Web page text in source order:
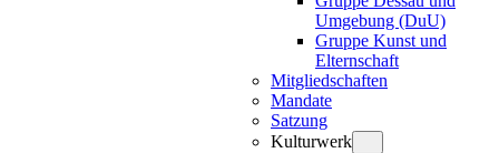
Umgebung (DuU)
Gruppe Kunst und
Elternschaft
Mitgliedschaften
Mandate
Satzung
Kulturwerk